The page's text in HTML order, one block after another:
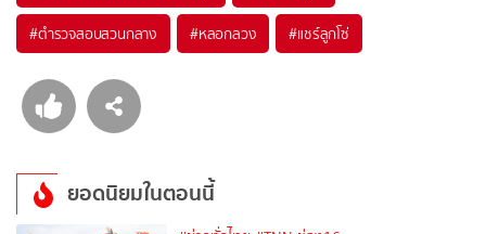
#ตำรวจสอบสวนกลาง #หลอกลวง #แชร์ลูกโซ่
ยอดนิยมในตอนนี้